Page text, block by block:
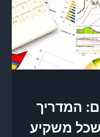
המדריך
שכל משקיע